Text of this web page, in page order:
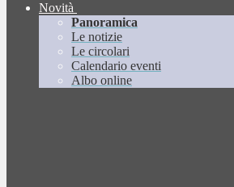
Novità
Panoramica
Le notizie
Le circolari
Calendario eventi
Albo online